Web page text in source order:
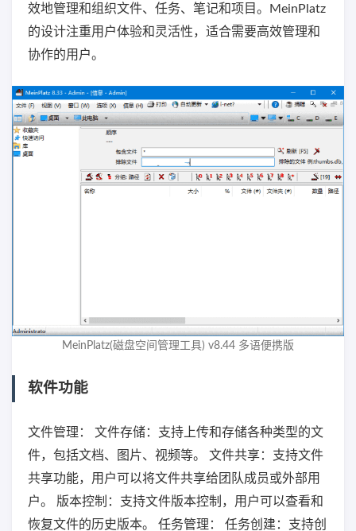
效地管理和组织文件、任务、笔记和项目。MeinPlatz
的设计注重用户体验和灵活性，适合需要高效管理和
协作的用户。
MeinPlatz(磁盘空间管理工具) v8.44 多语便携版
软件功能
文件管理： 文件存储：支持上传和存储各种类型的文
件，包括文档、图片、视频等。 文件共享：支持文件
共享功能，用户可以将文件共享给团队成员或外部用
户。 版本控制：支持文件版本控制，用户可以查看和
恢复文件的历史版本。 任务管理： 任务创建：支持创